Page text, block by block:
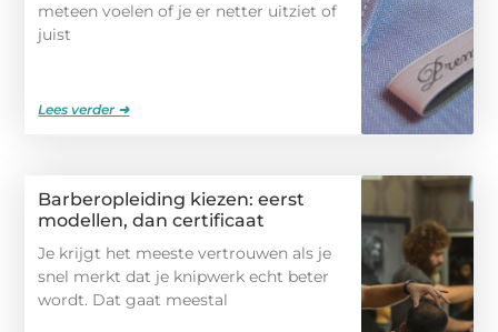
meteen voelen of je er netter uitziet of
juist
Lees verder ➜
Barberopleiding kiezen: eerst
modellen, dan certificaat
Je krijgt het meeste vertrouwen als je
snel merkt dat je knipwerk echt beter
wordt. Dat gaat meestal